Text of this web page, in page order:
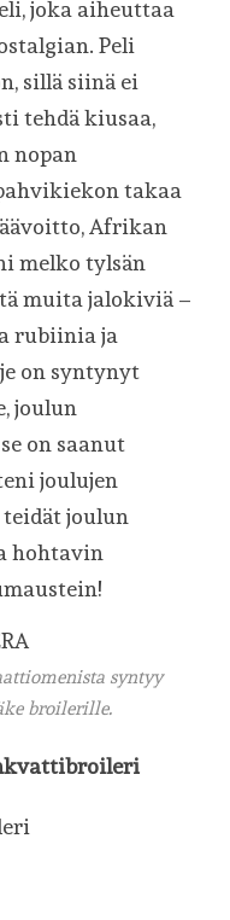
joka aiheuttaa
Peli
sillä siinä ei
tehdä kiusaa,
nopan
takaa
Afrikan
melko tylsän
muita jalokiviä –
rubiinia ja
on syntynyt
joulun
on saanut
joulujen
joulun
hohtavin
syntyy
broilerille.